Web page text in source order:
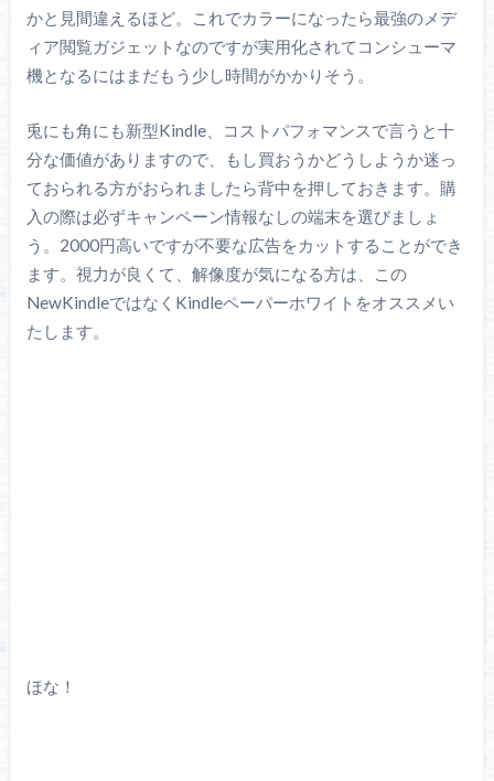
かと見間違えるほど。これでカラーになったら最強のメデ
ィア閲覧ガジェットなのですが実用化されてコンシューマ
機となるにはまだもう少し時間がかかりそう。
兎にも角にも新型Kindle、コストパフォマンスで言うと十
分な価値がありますので、もし買おうかどうしようか迷っ
ておられる方がおられましたら背中を押しておきます。購
入の際は必ずキャンペーン情報なしの端末を選びましょ
う。2000円高いですが不要な広告をカットすることができ
ます。視力が良くて、解像度が気になる方は、この
NewKindleではなくKindleペーパーホワイトをオススメい
たします。
ほな！